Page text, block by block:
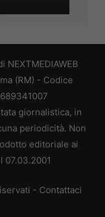
(RM) - Codice
giornalistica, in
periodicità. Non
editoriale ai
07.03.2001
- Contattaci